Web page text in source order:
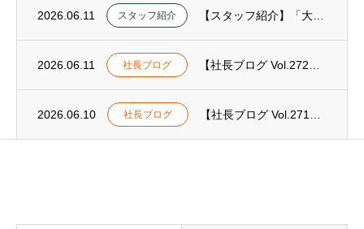
2026.06.11 スタッフ紹介
2026.06.11 社長ブログ
2026.06.10 社長ブログ